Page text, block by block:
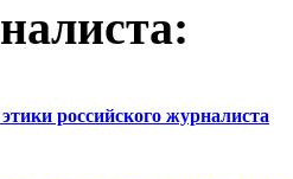
российского журналиста